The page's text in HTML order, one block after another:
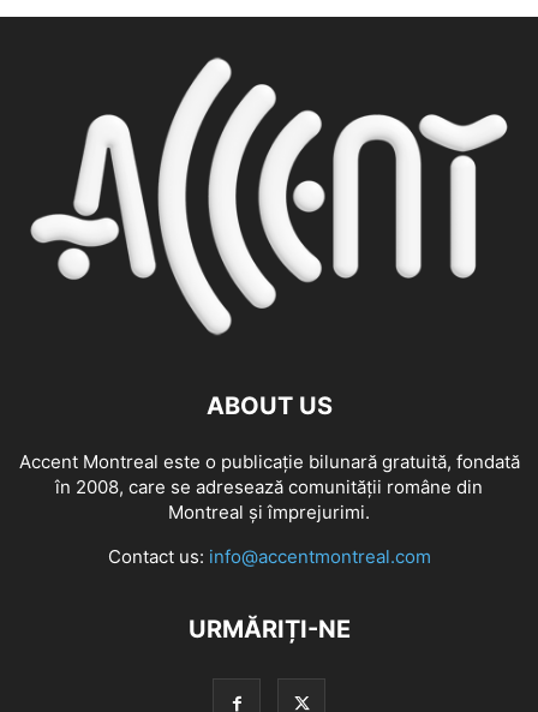
ABOUT US
Accent Montreal este o publicație bilunară gratuită, fondată
în 2008, care se adresează comunităţii române din
Montreal şi împrejurimi.
Contact us: info@accentmontreal.com
URMĂRIȚI-NE